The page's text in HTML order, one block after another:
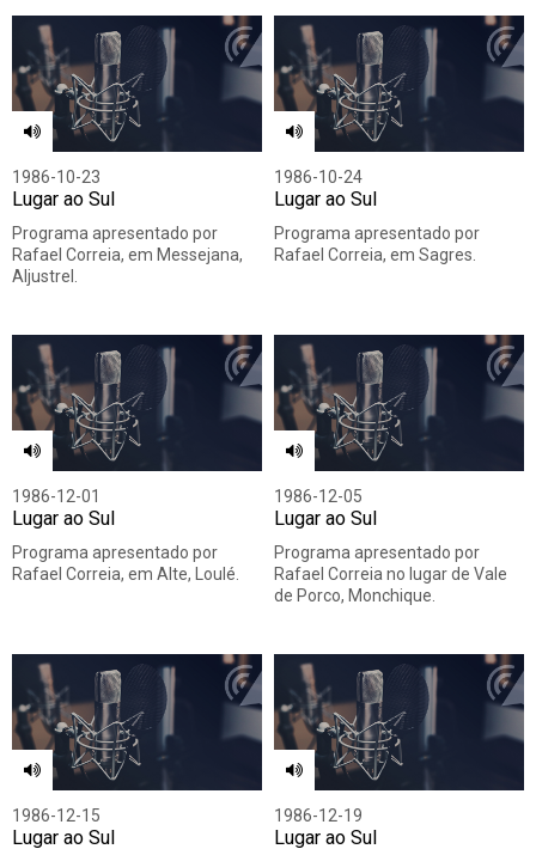
1986-10-23
Lugar ao Sul
Programa apresentado por
Rafael Correia, em Messejana,
Aljustrel.
1986-10-24
Lugar ao Sul
Programa apresentado por
Rafael Correia, em Sagres.
1986-12-01
Lugar ao Sul
Programa apresentado por
Rafael Correia, em Alte, Loulé.
1986-12-05
Lugar ao Sul
Programa apresentado por
Rafael Correia no lugar de Vale
de Porco, Monchique.
1986-12-15
Lugar ao Sul
1986-12-19
Lugar ao Sul